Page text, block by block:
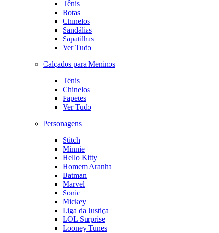
Tênis
Botas
Chinelos
Sandálias
Sapatilhas
Ver Tudo
Calçados para Meninos
Tênis
Chinelos
Papetes
Ver Tudo
Personagens
Stitch
Minnie
Hello Kitty
Homem Aranha
Batman
Marvel
Sonic
Mickey
Liga da Justiça
LOL Surprise
Looney Tunes